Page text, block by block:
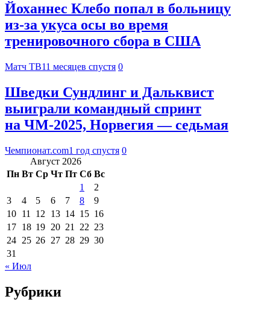
Йоханнес Клебо попал в больницу
из‑за укуса осы во время
тренировочного сбора в США
Матч ТВ11 месяцев спустя 0
Шведки Сундлинг и Дальквист
выиграли командный спринт
на ЧМ-2025, Норвегия — седьмая
Чемпионат.com1 год спустя 0
Август 2026
Пн Вт Ср Чт Пт Сб Вс
1
2
3
4 5 6 7 8
9
10 11 12 13 14 15 16
17 18 19 20 21 22 23
24 25 26 27 28 29 30
31
« Июл
Рубрики